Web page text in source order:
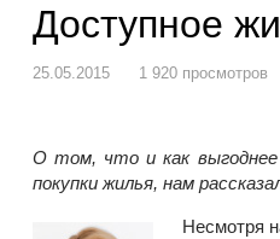
Доступное
25.05.2015 1 920 просмотров
О том, что и как выгоднее
покупки жилья, нам
Несмотря